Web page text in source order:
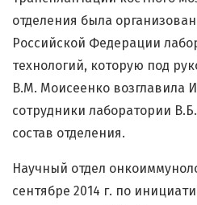
отделения была
Российской Федерации
технологий, которую под
В.М. Моисеенко возглавила
сотрудники лаборатории
состав отделения.
Научный отдел
сентябре 2014 г. по